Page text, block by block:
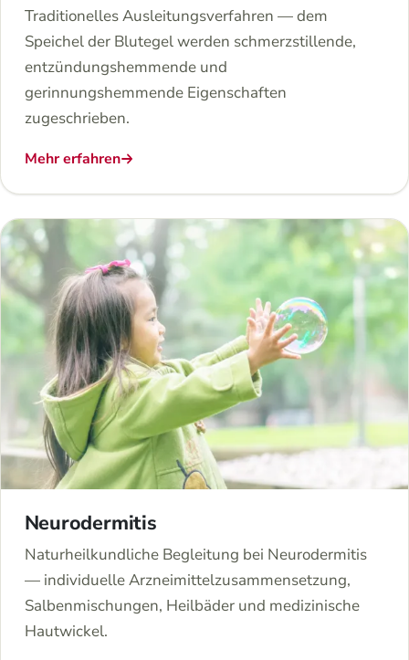
Traditionelles Ausleitungsverfahren — dem
Speichel der Blutegel werden schmerzstillende,
entzündungshemmende und
gerinnungshemmende Eigenschaften
zugeschrieben.
Mehr erfahren
Neurodermitis
Naturheilkundliche Begleitung bei Neurodermitis
— individuelle Arzneimittelzusammensetzung,
Salbenmischungen, Heilbäder und medizinische
Hautwickel.